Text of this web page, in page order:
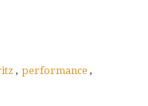
, performance ,